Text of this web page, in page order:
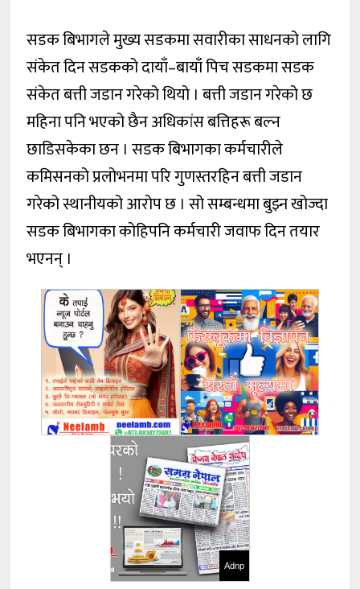
सडक बिभागले मुख्य सडकमा सवारीका साधनको लागि
संकेत दिन सडकको दायाँ–बायाँ पिच सडकमा सडक
संकेत बत्ती जडान गरेको थियो । बत्ती जडान गरेको छ
महिना पनि भएको छैन अधिकांस बत्तिहरू बल्न
छाडिसकेका छन । सडक बिभागका कर्मचारीले
कमिसनको प्रलोभनमा परि गुणस्तरहिन बत्ती जडान
गरेको स्थानीयको आरोप छ । सो सम्बन्धमा बुझ्न खोज्दा
सडक बिभागका कोहिपनि कर्मचारी जवाफ दिन तयार
भएनन् ।
Adnp